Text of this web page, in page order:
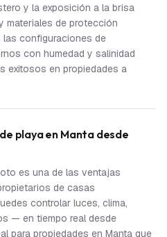
y la exposición a la brisa
materiales de protección
las configuraciones de
con humedad y salinidad
exitosos en propiedades a
playa en Manta desde
es una de las ventajas
de casas
controlar luces, clima,
— en tiempo real desde
para propiedades en Manta que